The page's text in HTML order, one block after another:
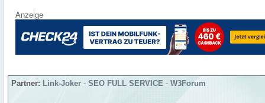
Anzeige
Partner: Link-Joker - SEO FULL SERVICE - W3Forum